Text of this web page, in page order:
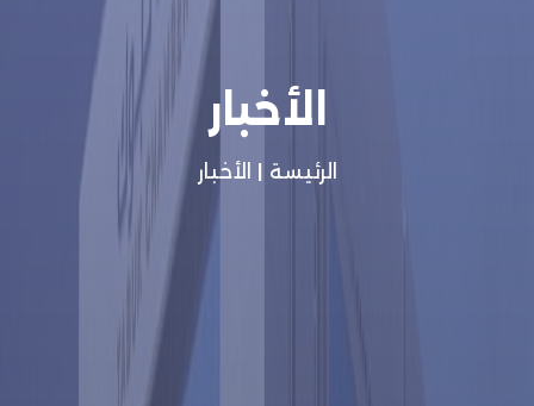
الأخبار
الرئيسة | الأخبار